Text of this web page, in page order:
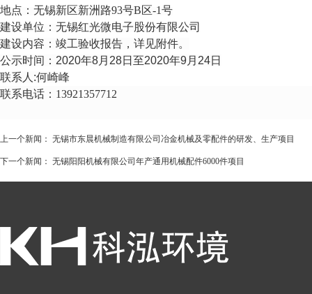
地点： 无锡新区新洲路93号B区-1号
建设单位： 无锡红光微电子股份有限公司
建设内容：竣工验收报告，详见附件。
公示时间：2020年8月28日至2020年9月24日
联系人:何崎峰
联系电话： 13921357712
上一个新闻： 无锡市东晨机械制造有限公司冶金机械及零配件的研发、生产项目
下一个新闻： 无锡阳阳机械有限公司年产通用机械配件6000件项目